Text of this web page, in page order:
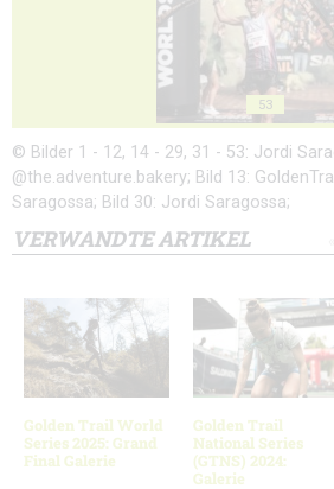
53
© Bilder 1 - 12, 14 - 29, 31 - 53: Jordi
@the.adventure.bakery; Bild 13:
Saragossa; Bild 30: Jordi Saragossa;
VERWANDTE ARTIKEL
Golden Trail World
Series 2025: Grand
Final Galerie
Golden Trail
National Series
(GTNS) 2024:
Galerie